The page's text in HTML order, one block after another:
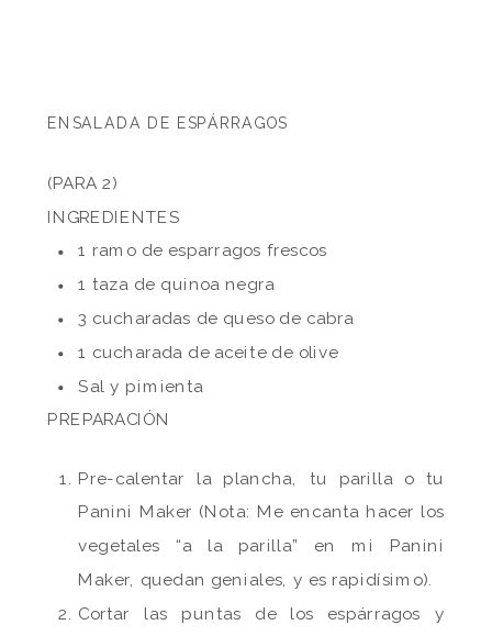
ENSALADA DE ESPÁRRAGOS
(PARA 2)
INGREDIENTES
1 ramo de esparragos frescos
1 taza de quinoa negra
3 cucharadas de queso de cabra
1 cucharada de aceite de olive
Sal y pimienta
PREPARACIÓN
Pre-calentar la plancha, tu parilla o tu
Panini Maker (Nota: Me encanta hacer los
vegetales “a la parilla” en mi Panini
Maker, quedan geniales, y es rapidísimo).
Cortar las puntas de los espárragos y